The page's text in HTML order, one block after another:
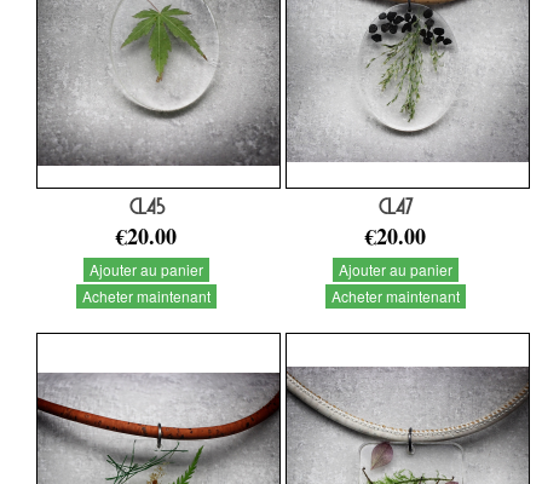
CL45
€20.00
Ajouter au panier
Acheter maintenant
CL47
€20.00
Ajouter au panier
Acheter maintenant